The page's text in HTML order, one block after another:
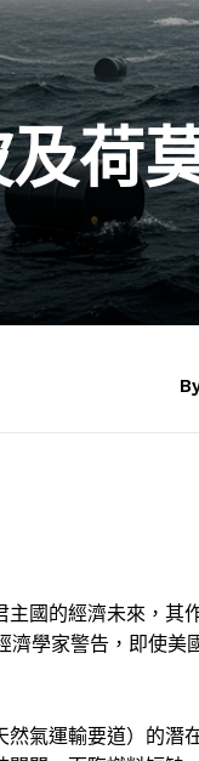
荷
國的經濟未來，其
學家警告，即使美
氣運輸要道）的